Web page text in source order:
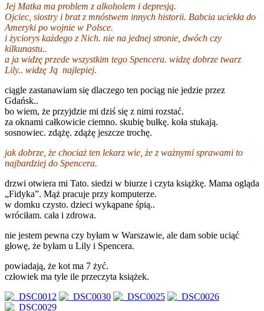
Jej Matka ma problem z alkoholem i depresją.
Ojciec, siostry i brat z mnóstwem innych historii. Babcia uciekła do
Ameryki po wojnie w Polsce.
i życiorys każdego z Nich. nie na jednej stronie, dwóch czy
kilkunastu..
a ja widzę przede wszystkim tego Spencera. widzę dobrze twarz
Lily.. widzę Ją najlepiej.
ciągle zastanawiam się dlaczego ten pociąg nie jedzie przez
Gdańsk..
bo wiem, że przyjdzie mi dziś się z nimi rozstać.
za oknami całkowicie ciemno. skubię bułkę. koła stukają.
sosnowiec. zdążę. zdążę jeszcze trochę.
jak dobrze, że chociaż ten lekarz wie, że z ważnymi sprawami to
najbardziej do Spencera.
drzwi otwiera mi Tato. siedzi w biurze i czyta książkę. Mama ogląda
„Fidyka”. Mąż pracuje przy komputerze.
w domku czysto. dzieci wykąpane śpią..
wróciłam. cała i zdrowa.
nie jestem pewna czy byłam w Warszawie, ale dam sobie uciąć
głowę, że byłam u Lily i Spencera.
powiadają, że kot ma 7 żyć.
człowiek ma tyle ile przeczyta książek.